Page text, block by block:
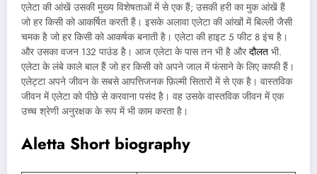
एलेटा की आंखें उसकी मुख्य विशेषताओं में से एक हैं; उसकी हरी का मुक आंखें हैं
जो हर किसी को आकर्षित करती हैं। इसके अलावा एलेटा की आंखों में बिल्ली जैसी
चमक है जो हर किसी को आकर्षक बनाती है। एलेटा की हाइट 5 फीट 8 इंच है।
और उसका वजन 132 पाउंड है। आज एलेटा के पास तन भी है और दौलत भी.
एलेटा के लंबे काले बाल हैं जो हर किसी को अपने जाल में फंसाने के लिए काफी हैं।
एलेट्टा अपने जीवन के सबसे आपत्तिजनक फ़िल्मी सितारों में से एक है। वास्तविक
जीवन में एलेटा को पीछे से करवाना पसंद है। वह उसके वास्तविक जीवन में एक
उच्च श्रेणी अनुरक्षक के रूप में भी काम करता है।
Aletta Short biography